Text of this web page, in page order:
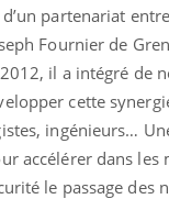
partenariat
Fournier de
il a intégré de
cette
ingénieurs…
accélérer dans les
le passage des